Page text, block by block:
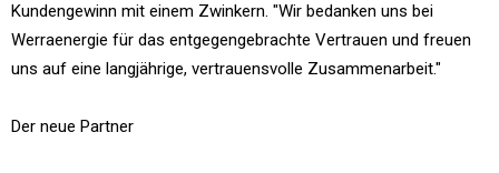
Kundengewinn mit einem Zwinkern. "Wir bedanken uns bei
Werraenergie für das entgegengebrachte Vertrauen und freuen
uns auf eine langjährige, vertrauensvolle Zusammenarbeit."
Der neue Partner